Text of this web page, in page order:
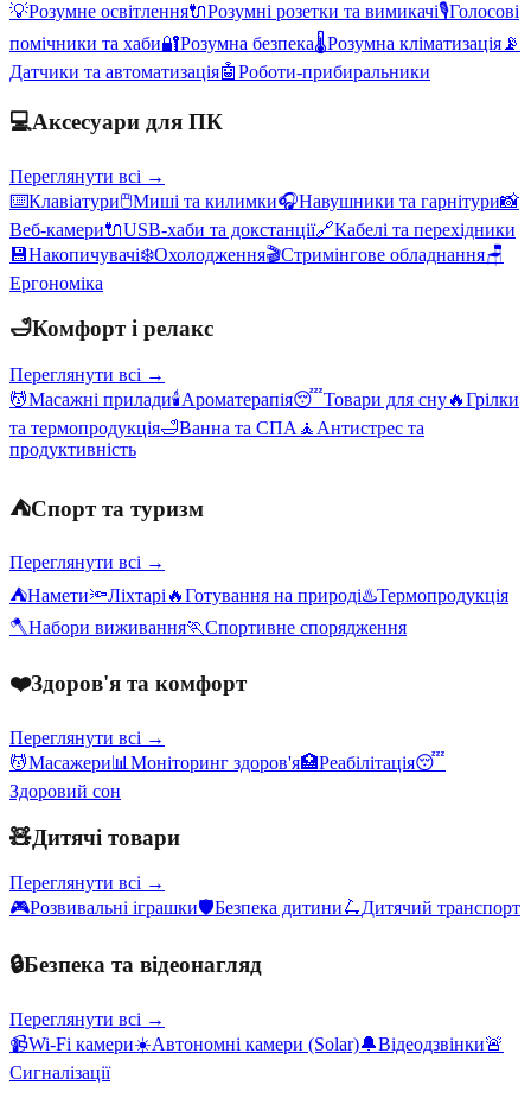
💡Розумне освітлення🔌Розумні розетки та вимикачі🎙️Голосові
помічники та хаби🔐Розумна безпека🌡️Розумна кліматизація 📡
Датчики та автоматизація🤖Роботи-прибиральники
💻Аксесуари для ПК
Переглянути всі →
⌨️Клавіатури🖱️Миші та килимки🎧Навушники та гарнітури📸
Веб-камери🔌USB-хаби та докстанції🔗Кабелі та перехідники
💾Накопичувачі❄️Охолодження🎬Стримінгове обладнання🪑
Ергономіка
🛁Комфорт і релакс
Переглянути всі →
💆Масажні прилади🕯️Ароматерапія😴Товари для сну🔥Грілки
та термопродукція🛁Ванна та СПА 🧘 Антистрес та
продуктивність
⛺Спорт та туризм
Переглянути всі →
⛺Намети🔦Ліхтарі 🔥Готування на природі♨️Термопродукція
🪓Набори виживання🏃Спортивне спорядження
❤️Здоров'я та комфорт
Переглянути всі →
💆Масажери📊 Моніторинг здоров'я🏥Реабілітація😴
Здоровий сон
🧸Дитячі товари
Переглянути всі →
🎮Розвивальні іграшки🛡️Безпека дитини🛴Дитячий транспорт
🔒Безпека та відеонагляд
Переглянути всі →
📹Wi-Fi камери☀️Автономні камери (Solar)🔔Відеодзвінки🚨
Сигналізації